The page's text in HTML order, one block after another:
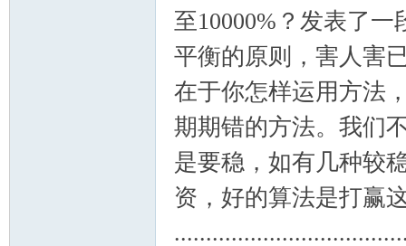
至10000%？发表了
平衡的原则，害人害
在于你怎样运用方法
期期错的方法。我们
是要稳，如有几种较
资，好的算法是打赢